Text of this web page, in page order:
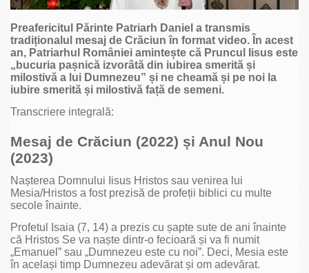
Preafericitul Părinte Patriarh Daniel a transmis
tradiționalul mesaj de Crăciun în format video. În acest
an, Patriarhul României amintește că Pruncul Iisus este
„bucuria pașnică izvorâtă din iubirea smerită și
milostivă a lui Dumnezeu” și ne cheamă și pe noi la
iubire smerită și milostivă față de semeni.
Transcriere integrală:
Mesaj de Crăciun (2022) și Anul Nou
(2023)
Nașterea Domnului Iisus Hristos sau venirea lui
Mesia/Hristos a fost prezisă de profeții biblici cu multe
secole înainte.
Profetul Isaia (7, 14) a prezis cu șapte sute de ani înainte
că Hristos Se va naște dintr-o fecioară și va fi numit
„Emanuel” sau „Dumnezeu este cu noi”. Deci, Mesia este
în același timp Dumnezeu adevărat și om adevărat.